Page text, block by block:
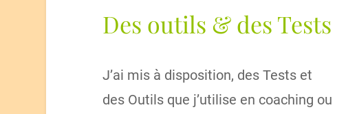
Des outils & des Tests
J’ai mis à disposition, des Tests et
des Outils que j’utilise en coaching ou